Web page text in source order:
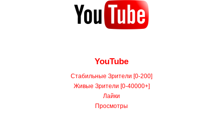
Живые Зрители [0-40000+]
Лайки
Просмотры
Подписчики